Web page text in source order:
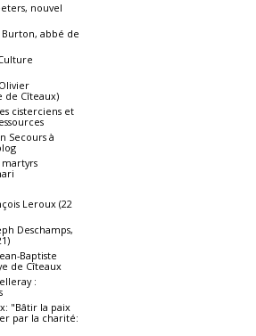
nouvel
abbé de
de Cîteaux)
cisterciens et
Secours à
Leroux (22
Deschamps,
Baptiste
de Cîteaux
:
"Bâtir la paix
par la charité: